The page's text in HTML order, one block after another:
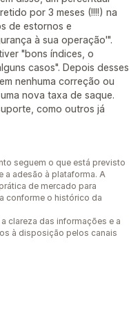
por 3 meses (!!!!) na
de estornos e
à sua operação'".
"bons índices, o
casos". Depois desses
nenhuma correção ou
nova taxa de saque.
como outros já
seguem o que está previsto
a adesão à plataforma. A
de mercado para
conforme o histórico da
clareza das informações e a
à disposição pelos canais